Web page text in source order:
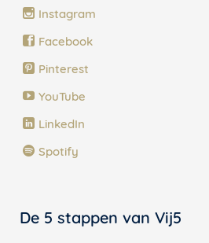
Instagram
Facebook
Pinterest
YouTube
LinkedIn
Spotify
De 5 stappen van Vij5